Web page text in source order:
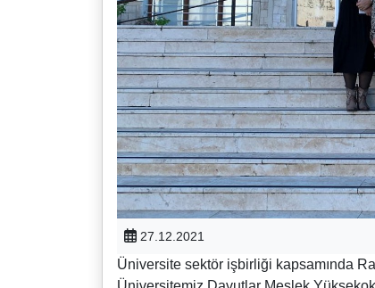
27.12.2021
Üniversite sektör işbirliği kapsamında